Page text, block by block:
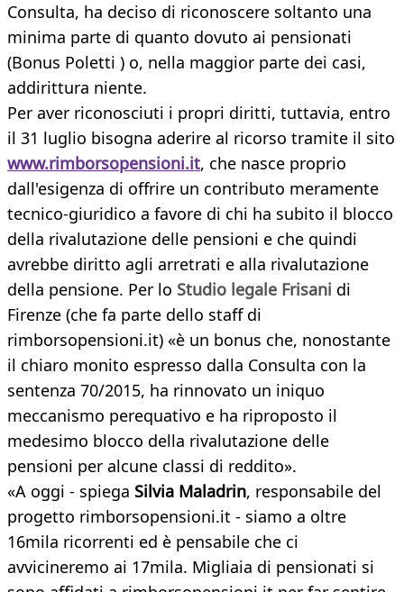
Consulta, ha deciso di riconoscere soltanto una
minima parte di quanto dovuto ai pensionati
(Bonus Poletti ) o, nella maggior parte dei casi,
addirittura niente.
Per aver riconosciuti i propri diritti, tuttavia, entro
il 31 luglio bisogna aderire al ricorso tramite il sito
www.rimborsopensioni.it, che nasce proprio
dall'esigenza di offrire un contributo meramente
tecnico-giuridico a favore di chi ha subito il blocco
della rivalutazione delle pensioni e che quindi
avrebbe diritto agli arretrati e alla rivalutazione
della pensione. Per lo Studio legale Frisani di
Firenze (che fa parte dello staff di
rimborsopensioni.it) «è un bonus che, nonostante
il chiaro monito espresso dalla Consulta con la
sentenza 70/2015, ha rinnovato un iniquo
meccanismo perequativo e ha riproposto il
medesimo blocco della rivalutazione delle
pensioni per alcune classi di reddito».
«A oggi - spiega Silvia Maladrin, responsabile del
progetto rimborsopensioni.it - siamo a oltre
16mila ricorrenti ed è pensabile che ci
avvicineremo ai 17mila. Migliaia di pensionati si